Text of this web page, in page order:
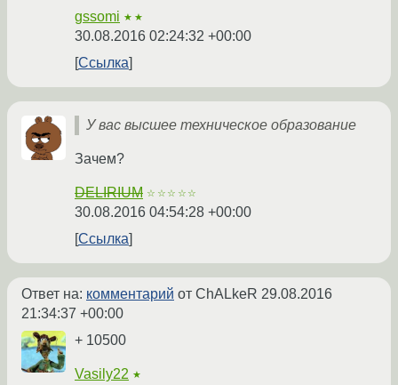
gssomi ★★
30.08.2016 02:24:32 +00:00
Ссылка
У вас высшее техническое образование
Зачем?
DELIRIUM ☆☆☆☆☆
30.08.2016 04:54:28 +00:00
Ссылка
Ответ на: комментарий от ChALkeR 29.08.2016
21:34:37 +00:00
+ 10500
Vasily22 ★